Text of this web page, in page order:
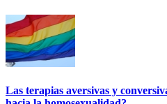
Las terapias aversivas y